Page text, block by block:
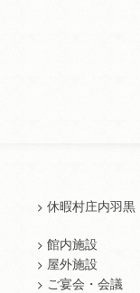
休暇村庄内羽黒
館内施設
屋外施設
ご宴会・会議